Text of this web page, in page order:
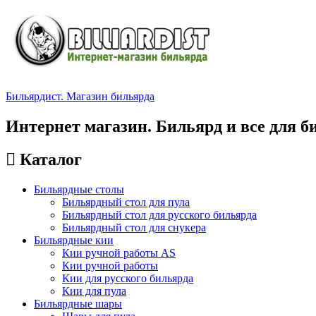
Бильярдист. Магазин бильярда
Интернет магазин. Бильярд и все для
Каталог
Бильярдные столы
Бильярдный стол для пула
Бильярдный стол для русского бильярда
Бильярдный стол для снукера
Бильярдные кии
Кии ручной работы AS
Кии ручной работы
Кии для русского бильярда
Кии для пула
Бильярдные шары